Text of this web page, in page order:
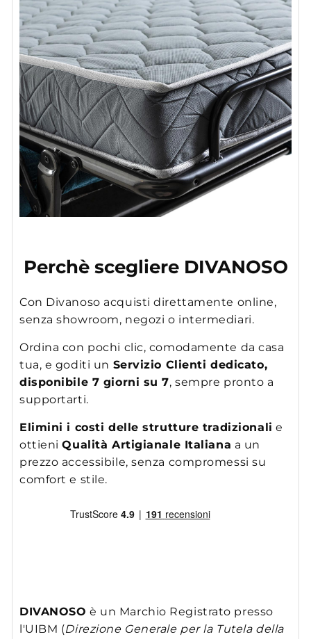
Perchè scegliere DIVANOSO
Con Divanoso acquisti direttamente online,
senza showroom, negozi o intermediari.
Ordina con pochi clic, comodamente da casa
tua, e goditi un Servizio Clienti dedicato,
disponibile 7 giorni su 7, sempre pronto a
supportarti.
Elimini i costi delle strutture tradizionali e
ottieniQualità Artigianale Italiana a un
prezzo accessibile, senza compromessi su
comfort e stile.
DIVANOSO è un Marchio Registrato presso
l'UIBM (Direzione Generale per la Tutela della